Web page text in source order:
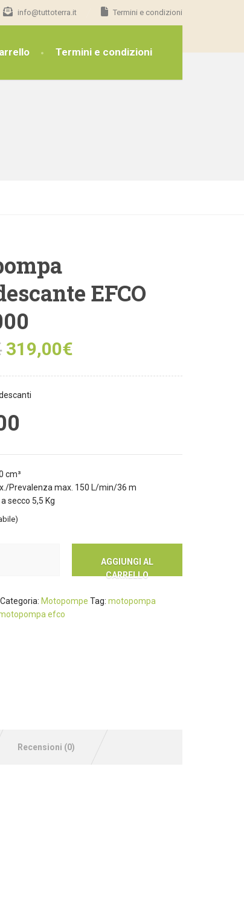
info@tuttoterra.it Termini e condizioni
Termini e condizioni
EFCO
319,00€
cm³
Prevalenza max. 150 L/min/36 m
secco 5,5 Kg
AGGIUNGI AL
CARRELLO
Categoria: Motopompe Tag:motopompa
efco
Recensioni (0)